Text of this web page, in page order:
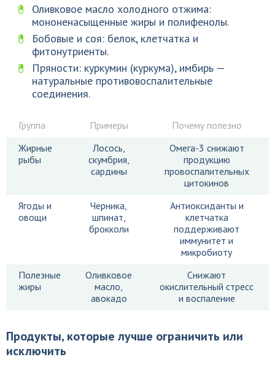
Оливковое масло холодного отжима:
мононенасыщенные жиры и полифенолы.
Бобовые и соя: белок, клетчатка и
фитонутриенты.
Пряности: куркумин (куркума), имбирь —
натуральные противовоспалительные
соединения.
Группа Примеры
Почему полезно
Жирные
рыбы
Лосось,
скумбрия,
сардины
Омега-3 снижают
продукцию
провоспалительных
цитокинов
Ягоды и
овощи
Черника,
шпинат,
брокколи
Антиоксиданты и
клетчатка
поддерживают
иммунитет и
микробиоту
Полезные
жиры
Оливковое
масло,
авокадо
Снижают
окислительный стресс
и воспаление
Продукты, которые лучше ограничить или
исключить